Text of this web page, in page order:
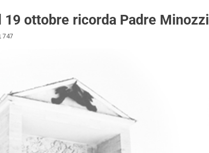
ottobre ricorda Padre Minozzi
747